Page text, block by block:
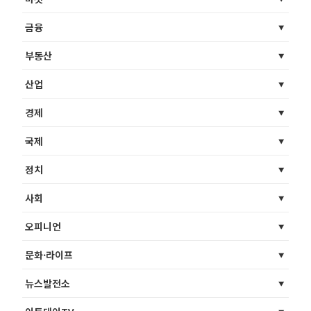
금융
부동산
산업
경제
국제
정치
사회
오피니언
문화·라이프
뉴스발전소